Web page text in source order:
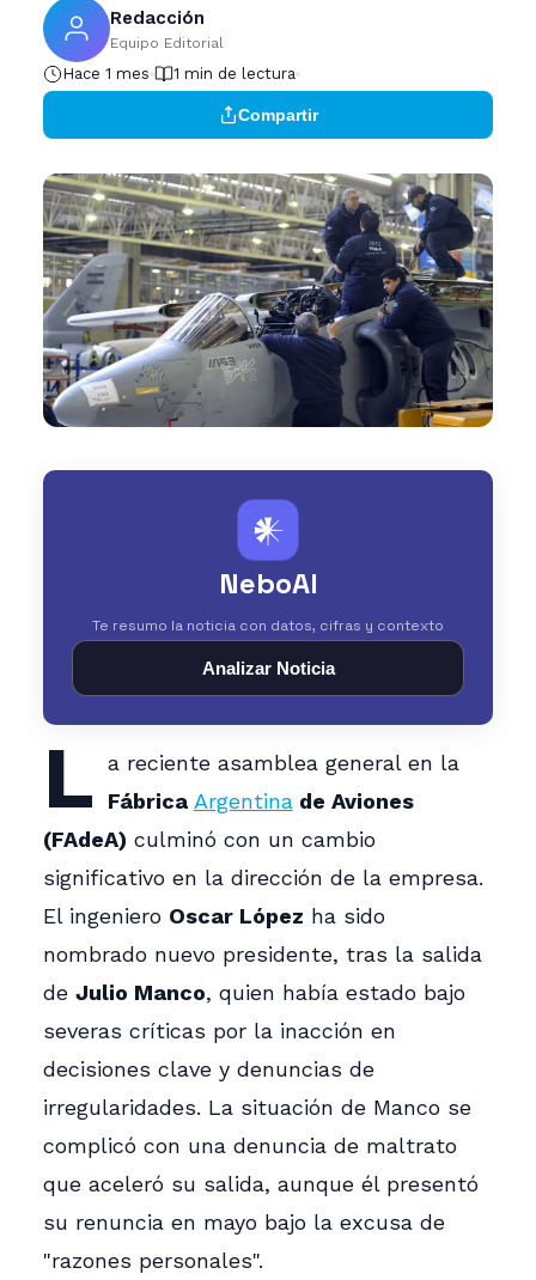
Redacción
Equipo Editorial
Hace 1 mes 1 min de lectura
Compartir
𒀭
NeboAI
Te resumo la noticia con datos, cifras y contexto
Analizar Noticia
L
a reciente asamblea general en la
Fábrica Argentinade Aviones
(FAdeA) culminó con un cambio
significativo en la dirección de la empresa.
El ingeniero Oscar López ha sido
nombrado nuevo presidente, tras la salida
de Julio Manco, quien había estado bajo
severas críticas por la inacción en
decisiones clave y denuncias de
irregularidades. La situación de Manco se
complicó con una denuncia de maltrato
que aceleró su salida, aunque él presentó
su renuncia en mayo bajo la excusa de
"razones personales".